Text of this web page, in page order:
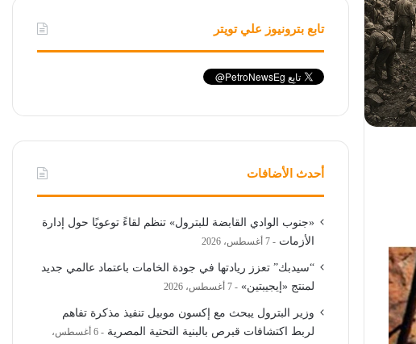
تابع بترونيوز علي تويتر
أحدث الأضافات
«جنوب الوادي القابضة للبترول» تنظم لقاءً توعويًا حول إدارة
الأزمات
7 أغسطس، 2026
“سيدبك” تعزز ريادتها في جودة الخامات باعتماد عالمي جديد
لمنتج «إيجيبتين»
7 أغسطس، 2026
وزير البترول يبحث مع إكسون موبيل تنفيذ مذكرة تفاهم
لربط اكتشافات قبرص بالبنية التحتية المصرية
6 أغسطس،